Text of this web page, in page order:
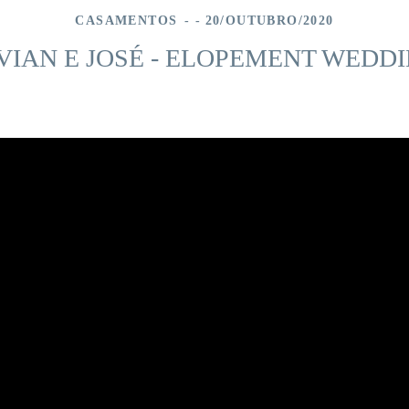
CASAMENTOS 20/OUTUBRO/2020
E JOSÉ - ELOPEMENT